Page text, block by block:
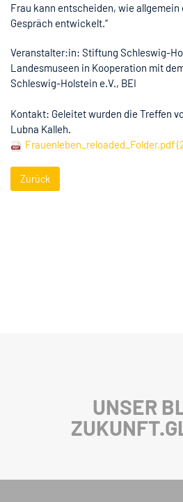
Frau kann entscheiden, wie
Gespräch entwickelt.“
Veranstalter:in: Stiftung Schleswig-
Landesmuseen in Kooperation mit
Schleswig-Holstein e.V., BEI
Kontakt: Geleitet wurden die Treffen
Lubna Kalleh.
Frauenleben_reloaded_Folder.pdf
Zurück
UNSER